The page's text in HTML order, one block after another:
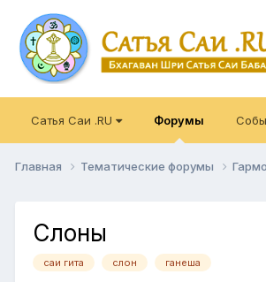
Сатья Саи .RU Форумы
Главная Тематические форумы
Слоны
саи гита слон ганеша